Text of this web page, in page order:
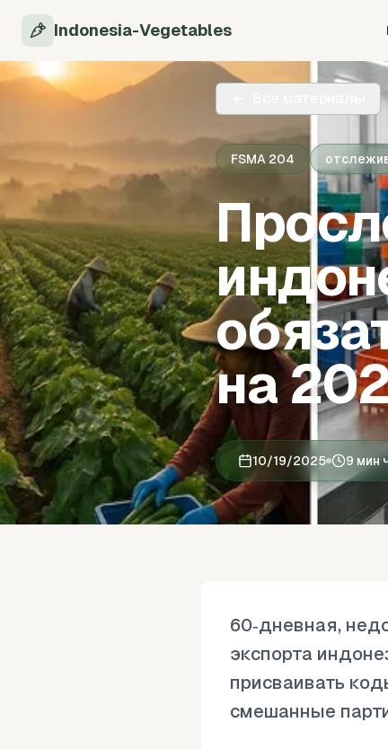
Indonesia-Vegetables
FSMA 204
на
10/19/2025 9 мин
60‑дневная,
экспорта
присваивать
смешанные